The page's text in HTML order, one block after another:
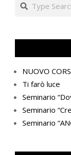
NUOVO
Ti farò luce
Seminario
Seminario
Seminario